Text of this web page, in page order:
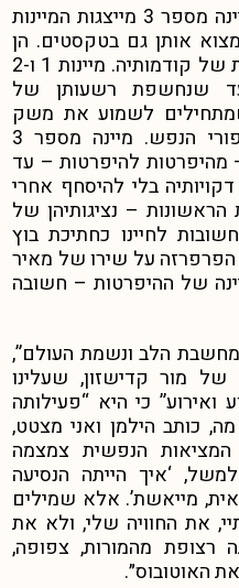
. את מיינה מספר 3 מייצגות המיינות
אותן גם בטקסטים. הן
מצביעות על נטייה הפוכה מזאת של קודמותיה. מיינות 1 ו-2
שנחשפת רשעותן של
לשמוע את משק
כנפיהן הטוב והמנחם של ציפורי הנפש. מיינה מספר 3
מהיפרטות להיפרטות – עד
בלי להיסחף אחרי
הראשונות – נציגותיהן של
לחיינו כחתיכת בוץ
על שירו של מאיר
מספר 3 – המיינה של ההיפרטות – חשובה
הלב ונשמת העולם”,
מור קדישזון, שעלינו
כי היא “פעילותה
כותב הילמן ואני מצטט,
המציאות הנפשית צמצמה
‘איך הייתה הנסיעה
מייאשת’. אלא שמילים
את החוויה שלי, ולא את
רצופת מהמורות, צפופה,
האוטובוס״.